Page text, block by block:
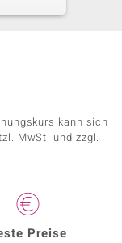
kann sich
MwSt. und zzgl.
Preise